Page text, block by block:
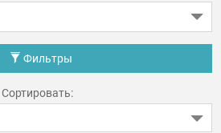
Фильтры
Сортировать: